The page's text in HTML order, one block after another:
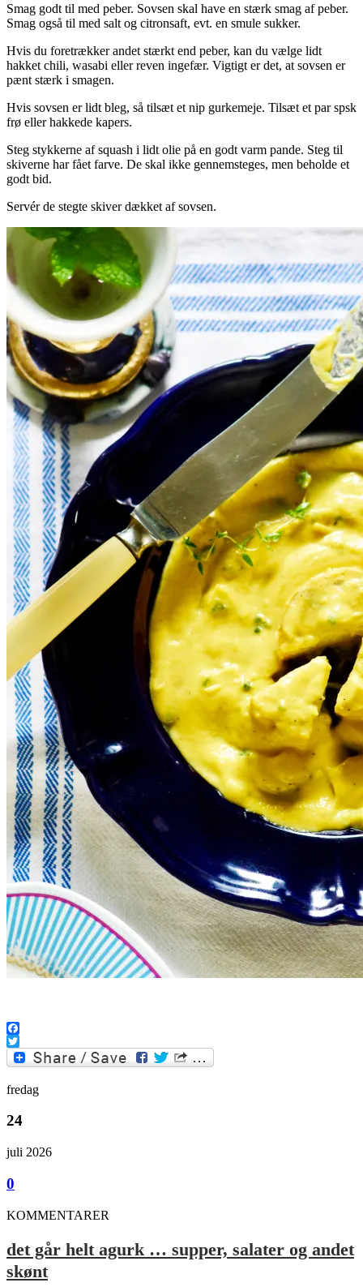
Smag godt til med peber. Sovsen skal have en stærk smag af peber.
Smag også til med salt og citronsaft, evt. en smule sukker.
Hvis du foretrækker andet stærkt end peber, kan du vælge lidt
hakket chili, wasabi eller reven ingefær. Vigtigt er det, at sovsen er
pænt stærk i smagen.
Hvis sovsen er lidt bleg, så tilsæt et nip gurkemeje. Tilsæt et par spsk
frø eller hakkede kapers.
Steg stykkerne af squash i lidt olie på en godt varm pande. Steg til
skiverne har fået farve. De skal ikke gennemsteges, men beholde et
godt bid.
Servér de stegte skiver dækket af sovsen.
Facebook
Twitter
fredag
24
juli 2026
0
KOMMENTARER
det går helt agurk … supper, salater og andet
skønt